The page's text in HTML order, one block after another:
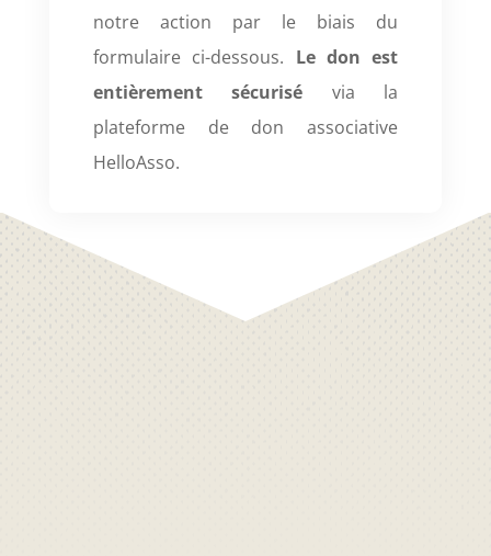
notre action par le biais du
formulaire ci-dessous. Le don est
entièrementsécurisé via la
plateforme de don associative
HelloAsso.